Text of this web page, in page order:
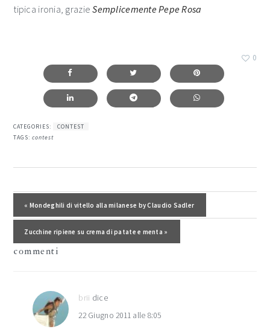
tipica ironia, grazieSemplicemente Pepe Rosa
0
CATEGORIES:
CONTEST
TAGS:contest
Post precedente:
« Mondeghili di vitello alla milanese by Claudio Sadler
Post successivo:
Zucchine ripiene su crema di patate e menta »
del
lettore
commenti
brii dice
22 Giugno 2011 alle 8:05